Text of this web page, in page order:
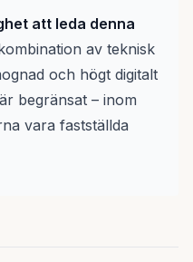
att leda denna
av teknisk
och högt digitalt
begränsat – inom
vara fastställda